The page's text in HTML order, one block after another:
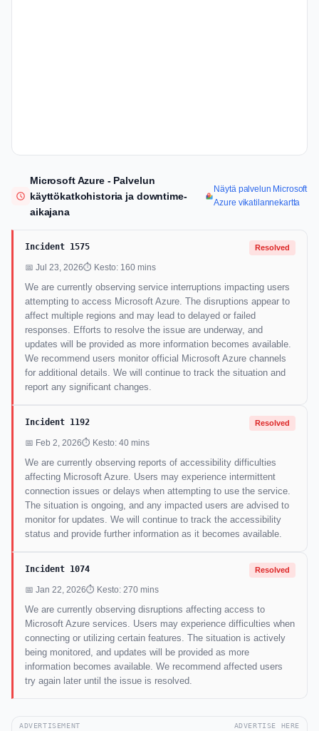
Microsoft Azure - Palvelun
käyttökatkohistoria ja downtime-
aikajana
Näytä palvelun Microsoft
Azure vikatilannekartta
Incident 1575 Resolved
📅 Jul 23, 2026⏱ Kesto: 160 mins
We are currently observing service interruptions impacting users
attempting to access Microsoft Azure. The disruptions appear to
affect multiple regions and may lead to delayed or failed
responses. Efforts to resolve the issue are underway, and
updates will be provided as more information becomes available.
We recommend users monitor official Microsoft Azure channels
for additional details. We will continue to track the situation and
report any significant changes.
Incident 1192 Resolved
📅 Feb 2, 2026⏱ Kesto: 40 mins
We are currently observing reports of accessibility difficulties
affecting Microsoft Azure. Users may experience intermittent
connection issues or delays when attempting to use the service.
The situation is ongoing, and any impacted users are advised to
monitor for updates. We will continue to track the accessibility
status and provide further information as it becomes available.
Incident 1074 Resolved
📅 Jan 22, 2026⏱ Kesto: 270 mins
We are currently observing disruptions affecting access to
Microsoft Azure services. Users may experience difficulties when
connecting or utilizing certain features. The situation is actively
being monitored, and updates will be provided as more
information becomes available. We recommend affected users
try again later until the issue is resolved.
ADVERTISEMENT ADVERTISE HERE